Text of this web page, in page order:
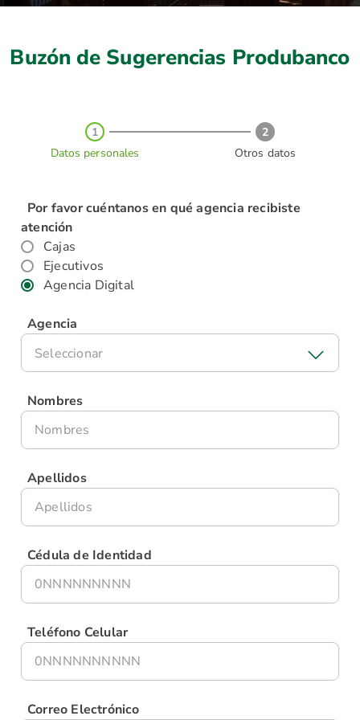
Buzón de Sugerencias Produbanco
1
Datos personales
2
Otros datos
Por favor cuéntanos en qué agencia recibiste
atención
Cajas
Ejecutivos
Agencia Digital
Agencia
Seleccionar
Nombres
Apellidos
Cédula de Identidad
Teléfono Celular
Correo Electrónico